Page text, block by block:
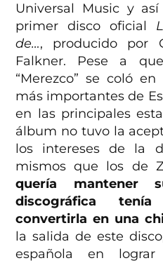
Universal Music y
primer disco oficial
de…, producido por
Falkner. Pese a
“Merezco” se coló en
más importantes de
en las principales
álbum no tuvo la
los intereses de la
mismos que los de
quería mantener
discográfica
convertirla en una
la salida de este
española en